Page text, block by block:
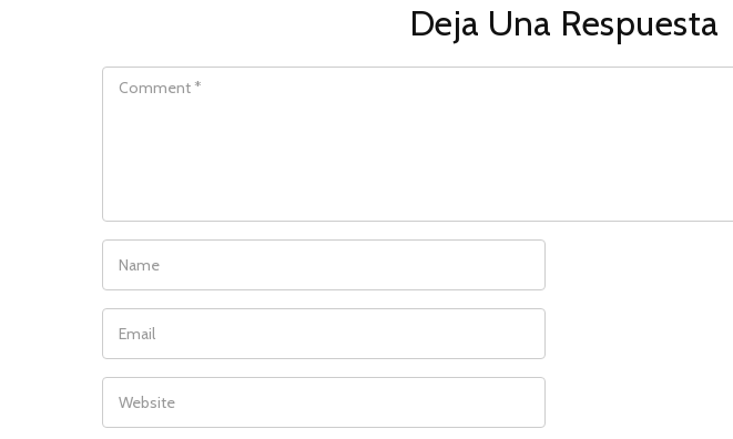
Deja Una Respuesta